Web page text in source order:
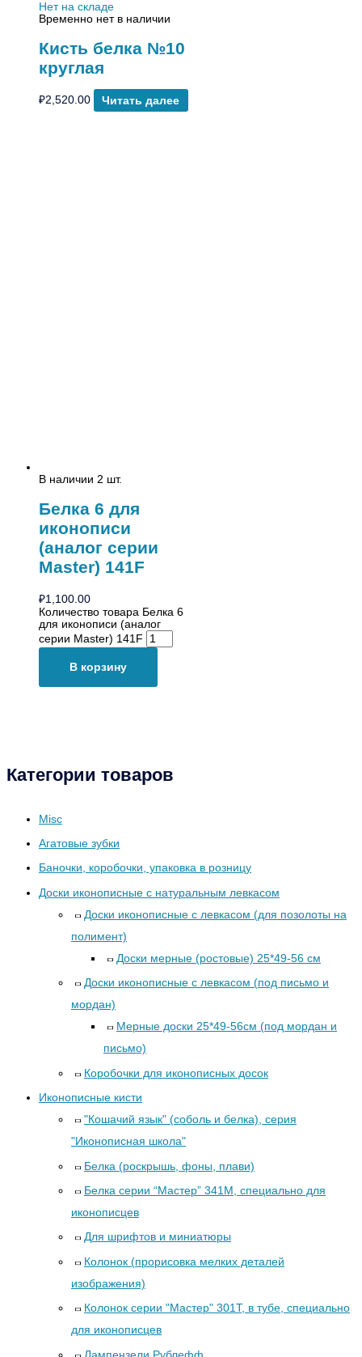
Категории товаров
Misc
Агатовые зубки
Баночки, коробочки, упаковка в розницу
Доски иконописные с натуральным левкасом
Доски иконописные с левкасом (для позолоты на
полимент)
Доски мерные (ростовые) 25*49-56 см
Доски иконописные с левкасом (под письмо и
мордан)
Мерные доски 25*49-56см (под мордан и
письмо)
Коробочки для иконописных досок
Иконописные кисти
"Кошачий язык" (соболь и белка), серия
"Иконописная школа"
Белка (роскрышь, фоны, плави)
Белка серии “Мастер” 341М, специально для
иконописцев
Для шрифтов и миниатюры
Колонок (прорисовка мелких деталей
изображения)
Колонок серии "Мастер" 301Т, в тубе, специально
для иконописцев
Нет на складе
Временно нет в наличии
Кисть белка №10
круглая
₽2,520.00 Читать далее
В наличии 2 шт.
Белка 6 для
иконописи
(аналог серии
Master) 141F
₽1,100.00
Количество товара Белка 6
для иконописи (аналог
серии Master) 141F
В корзину